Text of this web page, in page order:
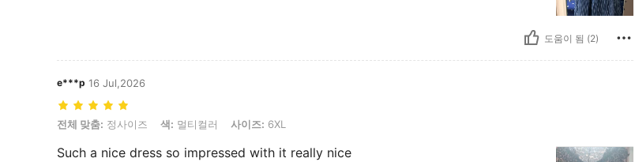
도움이 됨 (2)
e***p 16 Jul,2026
전체 맞춤: 정사이즈, 색: 멀티컬러, 사이즈: 6XL
전체 맞춤: 정사이즈 색: 멀티컬러 사이즈: 6XL
Such a nice dress so impressed with it really nice